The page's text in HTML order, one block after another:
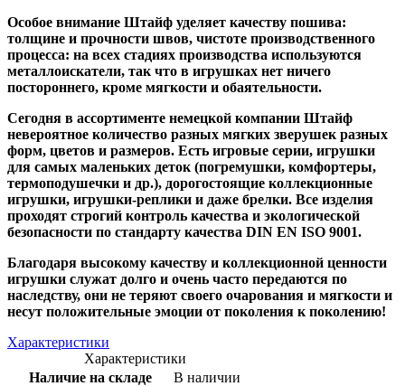
Особое внимание Штайф уделяет качеству пошива:
толщине и прочности швов, чистоте производственного
процесса: на всех стадиях производства используются
металлоискатели, так что в игрушках нет ничего
постороннего, кроме мягкости и обаятельности.
Сегодня в ассортименте немецкой компании Штайф
невероятное количество разных мягких зверушек разных
форм, цветов и размеров. Есть игровые серии, игрушки
для самых маленьких деток (погремушки, комфортеры,
термоподушечки и др.), дорогостоящие коллекционные
игрушки, игрушки-реплики и даже брелки. Все изделия
проходят строгий контроль качества и экологической
безопасности по стандарту качества DIN EN ISO 9001.
Благодаря высокому качеству и коллекционной ценности
игрушки служат долго и очень часто передаются по
наследству, они не теряют своего очарования и мягкости и
несут положительные эмоции от поколения к поколению!
Характеристики
Характеристики
Наличие на складе
В наличии